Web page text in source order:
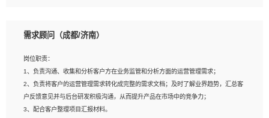
2、2年以上图像处理开发经验，熟悉python和spark开发；
建深度学习系统环境；
4、熟悉OPENCV、HALCON等常用图像处理软件，熟练进行图像处理；
5、熟悉主流的分类算法、聚类算法和关联分析算法原理，能熟练使用神经网络算法
的进行业务建模；
6、对OCR领域有深入的研究，熟悉模型调参，压缩和整型化方法；
需求顾问（成都/济南）
岗位职责：
1、负责沟通、收集和分析客户方在业务监管和分析方面的运营管理需求；
2、负责将客户的运营管理需求转化成完整的需求文档；及时了解业界趋势，汇总客
户反馈意见并与后台研发积极沟通，从而提升产品在市场中的竞争力；
3、配合客户整理项目汇报材料。